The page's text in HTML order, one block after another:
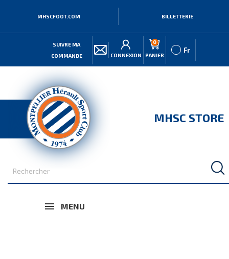
MHSCFOOT.COM BILLETTERIE
SUIVRE MA
COMMANDE
CONNEXION
0
PANIER
Fr
MHSC STORE
MENU